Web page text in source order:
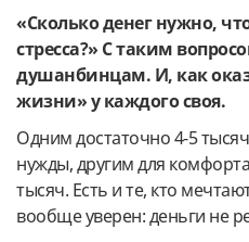
«Сколько денег нужно,
стресса?» С таким
душанбинцам. И, как
жизни» у каждого своя.
Одним достаточно 4-5
нужды, другим для
тысяч. Есть и те, кто
вообще уверен: деньги не